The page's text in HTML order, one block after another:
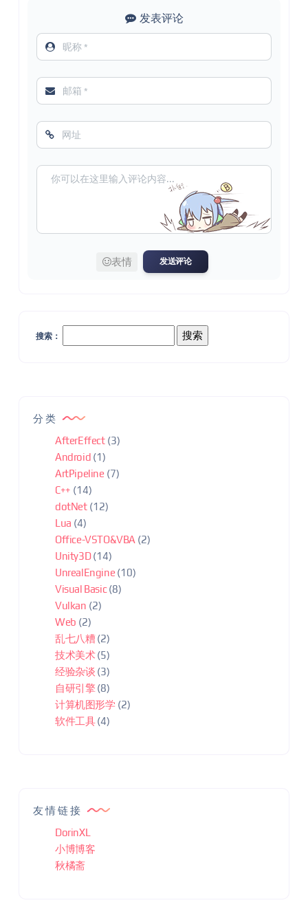
发表评论
表情 发送评论
搜索：
分类
AfterEffect(3)
Android (1)
ArtPipeline (7)
C++ (14)
dotNet(12)
Lua (4)
Office-VSTO&VBA (2)
Unity3D(14)
UnrealEngine (10)
Visual Basic(8)
Vulkan (2)
Web (2)
乱七八糟(2)
技术美术(5)
经验杂谈 (3)
自研引擎 (8)
计算机图形学 (2)
软件工具(4)
友情链接
DorinXL
小博博客
秋橘斋